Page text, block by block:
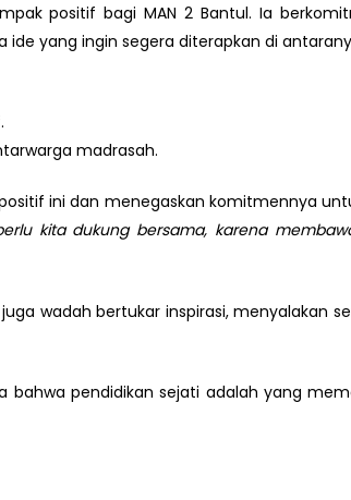
positif bagi MAN 2 Bantul. Ia
yang ingin segera diterapkan di
madrasah.
ini dan menegaskan komitmennya
kita dukung bersama, karena
wadah bertukar inspirasi, menyalakan
pendidikan sejati adalah yang